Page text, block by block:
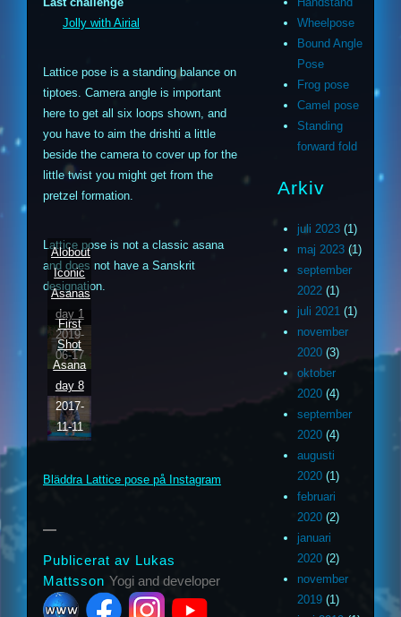
Jolly with Airial
Lattice pose is a standing balance on
tiptoes. Camera angle is important
here to get all six loops shown, and
you have to aim the drishti a little
beside the camera to cover up for the
little twist you might get from the
pretzel formation.
Lattice pose is not a classic asana
and does not have a Sanskrit
designation.
Alobout
Iconic
Asanas
day 1
2019-
06-17
First
Shot
Asana
day 8
2017-
11-11
Bläddra Lattice pose på Instagram
Publicerat av Lukas
Mattsson Yogi and developer
Wheelpose
Bound Angle
Pose
Frog pose
Camel pose
Standing
forward fold
Arkiv
juli 2023(1)
maj 2023(1)
september
2022(1)
juli 2021(1)
november
2020(3)
oktober
2020(4)
september
2020(4)
augusti
2020(1)
februari
2020(2)
januari
2020(2)
november
2019(1)